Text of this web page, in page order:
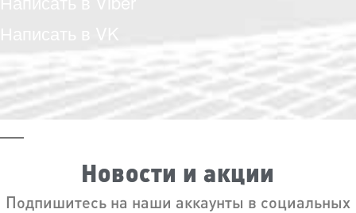
Написать в VK
Новости и акции
Подпишитесь на наши аккаунты в социальных